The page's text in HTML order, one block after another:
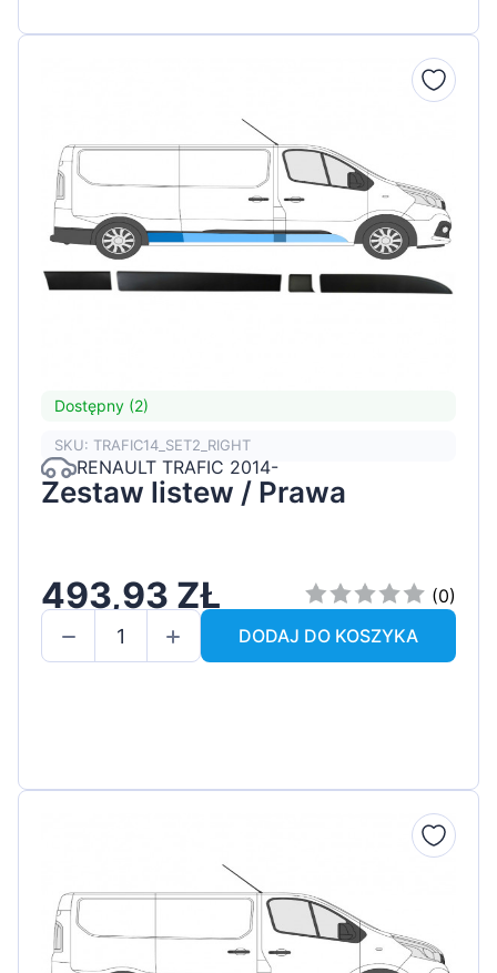
Dostępny (2)
SKU: TRAFIC14_SET2_RIGHT
RENAULT TRAFIC 2014-
Zestaw listew / Prawa
493,93 ZŁ
(0)
DODAJ DO KOSZYKA